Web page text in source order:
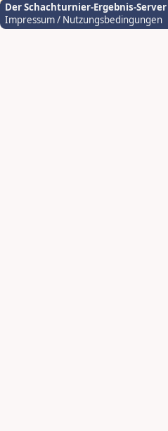
Der Schachturnier-Ergebnis-Server
Impressum / Nutzungsbedingungen